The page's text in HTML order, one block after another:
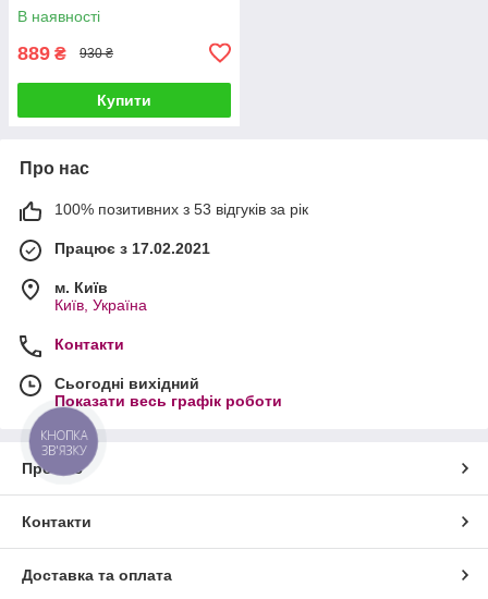
В наявності
889 ₴ 930 ₴
Купити
Про нас
100% позитивних з 53 відгуків за рік
Працює з 17.02.2021
м. Київ
Київ, Україна
Контакти
Сьогодні вихідний
Показати весь графік роботи
Про нас
Контакти
Доставка та оплата
КНОПКА
ЗВ'ЯЗКУ